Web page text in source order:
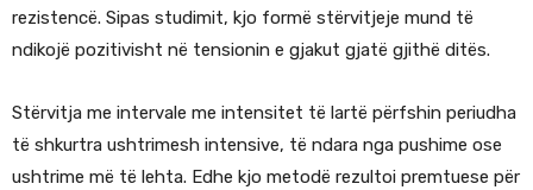
rezistencë. Sipas studimit, kjo formë stërvitjeje mund të
ndikojë pozitivisht në tensionin e gjakut gjatë gjithë ditës.
Stërvitja me intervale me intensitet të lartë përfshin periudha
të shkurtra ushtrimesh intensive, të ndara nga pushime ose
ushtrime më të lehta. Edhe kjo metodë rezultoi premtuese për